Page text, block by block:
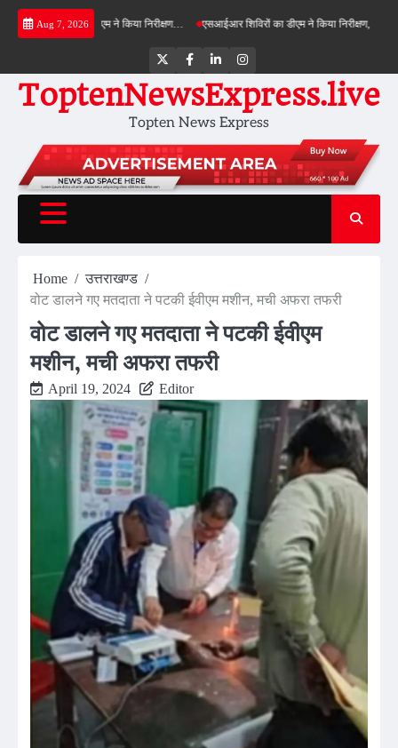
Skip
Aug 7, 2026
बाईपास का डीएम ने किया निरीक्षण… एसआईआर शिविरों का डीएम ने किया निरीक्षण, बोले—कोई
TwitterFacebookLinkedInInstagram
ToptenNewsExpress.live
Topten News Express
Home
उत्तराखण्ड
वोट डालने गए मतदाता ने पटकी ईवीएम मशीन, मची अफरा तफरी
वोट डालने गए मतदाता ने पटकी ईवीएम
मशीन, मची अफरा तफरी
April 19, 2024 Editor